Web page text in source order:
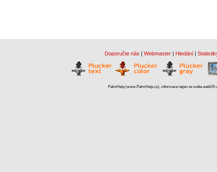
Doporučte nás | Webmaster | Hledání |
PalmHelp (www.PalmHelp.cz), informace nejen ze světa